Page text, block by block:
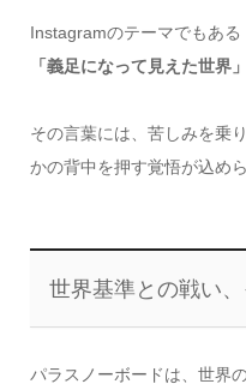
Instagramのテーマでもある
「義足になって見えた世界」
その言葉には、苦しみを乗
かの背中を押す覚悟が込め
世界基準との戦い
パラスノーボードは、世界